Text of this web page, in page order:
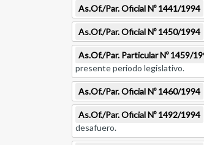
As.Of./Par. Oficial Nº 1441/1994
As.Of./Par. Oficial Nº 1450/1994
As.Of./Par. Particular Nº 1459/
presente periodo legislativo.
As.Of./Par. Oficial Nº 1460/1994
As.Of./Par. Oficial Nº 1492/1994
desafuero.